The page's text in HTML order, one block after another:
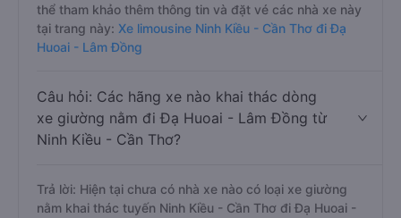
thể tham khảo thêm thông tin và đặt vé các nhà xe này
tại trang này: Xe limousine Ninh Kiều - Cần Thơ đi Đạ
Huoai - Lâm Đồng
Câu hỏi: Các hãng xe nào khai thác dòng
xe giường nằm đi Đạ Huoai - Lâm Đồng từ
Ninh Kiều - Cần Thơ?
Trả lời: Hiện tại chưa có nhà xe nào có loại xe giường
nằm khai thác tuyến Ninh Kiều - Cần Thơ đi Đạ Huoai -